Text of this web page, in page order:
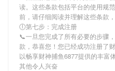
读。这些条款包括平台的使用规
前，请仔细阅读并理解这些条款
🕕第七步：完成注册
📞一旦您完成了所有必要的步骤
款，恭喜您！您已经成功注册了
以畅享财神捕鱼6877提供的丰富
其他令人兴奋